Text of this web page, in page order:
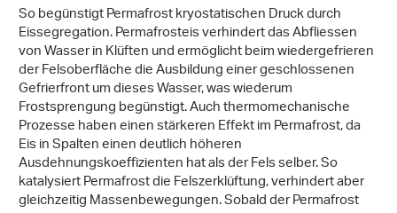
So begünstigt Permafrost kryostatischen Druck durch
Eissegregation. Permafrosteis verhindert das Abfliessen
von Wasser in Klüften und ermöglicht beim wiedergefrieren
der Felsoberfläche die Ausbildung einer geschlossenen
Gefrierfront um dieses Wasser, was wiederum
Frostsprengung begünstigt. Auch thermomechanische
Prozesse haben einen stärkeren Effekt im Permafrost, da
Eis in Spalten einen deutlich höheren
Ausdehnungskoeffizienten hat als der Fels selber. So
katalysiert Permafrost die Felszerklüftung, verhindert aber
gleichzeitig Massenbewegungen. Sobald der Permafrost